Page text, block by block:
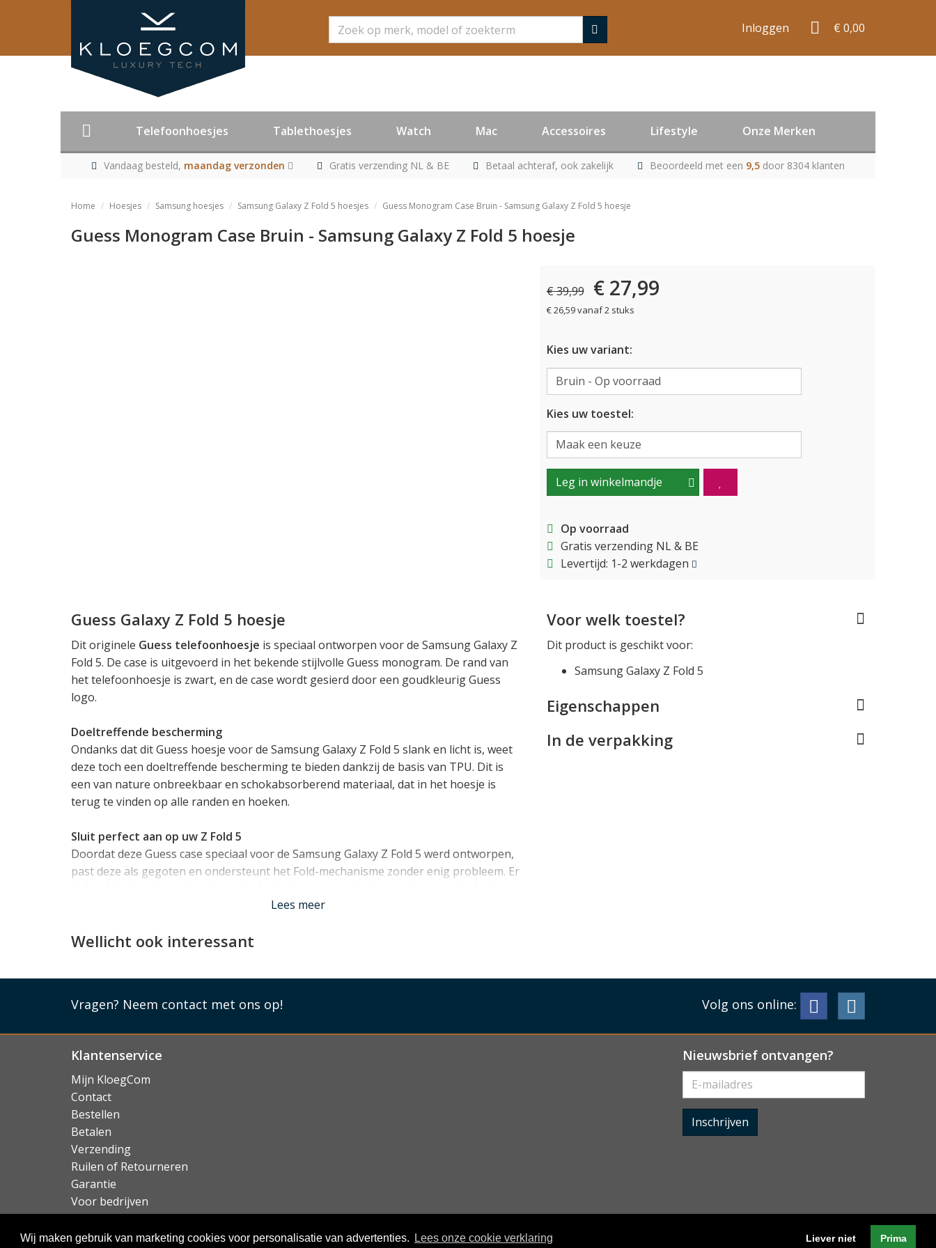
Wij maken gebruik van marketing cookies voor personalisatie van advertenties. Lees onze cookie verklaring Liever niet Prima
Zoeken Inloggen € 0,00
Telefoonhoesjes Tablethoesjes Watch Mac Accessoires Lifestyle Onze Merken
Vandaag besteld, maandag verzonden Gratis verzending NL & BE Betaal achteraf, ook zakelijk Beoordeeld met een 9,5 door 8304 klanten
Home Hoesjes Samsung hoesjes Samsung Galaxy Z Fold 5 hoesjes Guess Monogram Case Bruin - Samsung Galaxy Z Fold 5 hoesje
Guess Monogram Case Bruin - Samsung Galaxy Z Fold 5 hoesje
€ 39,99 € 27,99
€ 26,59 vanaf 2 stuks
Kies uw variant:
Kies uw toestel:
Leg in winkelmandje
Op voorraad
Gratis verzending NL & BE
Levertijd: 1-2 werkdagen
Guess Galaxy Z Fold 5 hoesje
Dit originele Guess telefoonhoesje is speciaal ontworpen voor de Samsung Galaxy Z
Fold 5. De case is uitgevoerd in het bekende stijlvolle Guess monogram. De rand van
het telefoonhoesje is zwart, en de case wordt gesierd door een goudkleurig Guess
logo.
Doeltreffende bescherming
Ondanks dat dit Guess hoesje voor de Samsung Galaxy Z Fold 5 slank en licht is, weet
deze toch een doeltreffende bescherming te bieden dankzij de basis van TPU. Dit is
een van nature onbreekbaar en schokabsorberend materiaal, dat in het hoesje is
terug te vinden op alle randen en hoeken.
Sluit perfect aan op uw Z Fold 5
Doordat deze Guess case speciaal voor de Samsung Galaxy Z Fold 5 werd ontworpen,
past deze als gegoten en ondersteunt het Fold-mechanisme zonder enig probleem. Er
. Hierdoor kunt u dit bijzondere toestel volledig
Lees meer
Voor welk toestel?
Dit product is geschikt voor:
Samsung Galaxy Z Fold 5
Eigenschappen
In de verpakking
Wellicht ook interessant
Vragen? Neem contact met ons op! Volg ons online:
Klantenservice
Mijn KloegCom
Contact
Bestellen
Betalen
Verzending
Ruilen of Retourneren
Garantie
Voor bedrijven
Over KloegCom.nl
Nieuwsbrief ontvangen?
Inschrijven
© KloegCom 2008 - 2026 - Privacyverklaring